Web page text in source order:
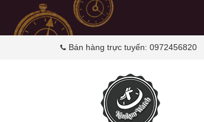
Bán hàng trực tuyến: 0972456820